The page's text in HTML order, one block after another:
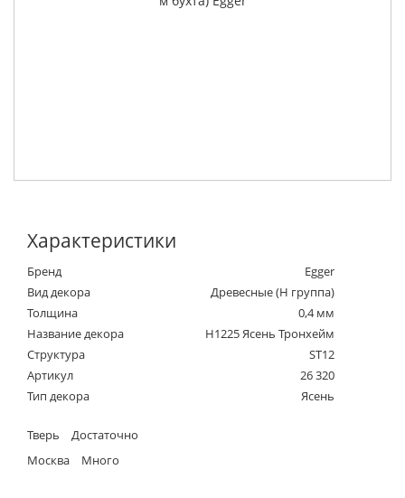
Характеристики
Бренд
Egger
Вид декора
Древесные (Н группа)
Толщина
0,4 мм
Название декора
H1225 Ясень Тронхейм
Структура
ST12
Артикул
26 320
Тип декора
Ясень
Тверь
Достаточно
Москва
Много